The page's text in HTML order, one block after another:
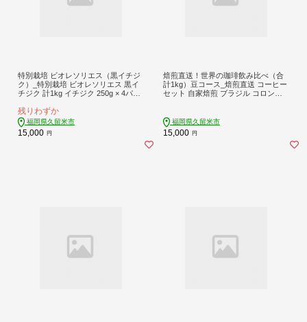
特別栽培 ビオレソリエス（黒イチジ
ク）_特別栽培 ビオレソリエス 黒イ
チジク 計1kg イチジク 250g × 4パッ
希少 いちじく 久留米市内で生産 福
岡県 久留米市 お取り寄せフルーツ
果物 フルーツ 冷蔵 送料無料_Fx003
残りわずか
福岡県久留米市
15,000 円
焙煎直送！世界の珈琲飲み比べ（合
計1kg）豆コース_焙煎直送 コーヒー
セット 自家焙煎 ブラジル コロンビ
琲 飲料 真空パック 送料無料_Ec001-
B
福岡県久留米市
15,000 円